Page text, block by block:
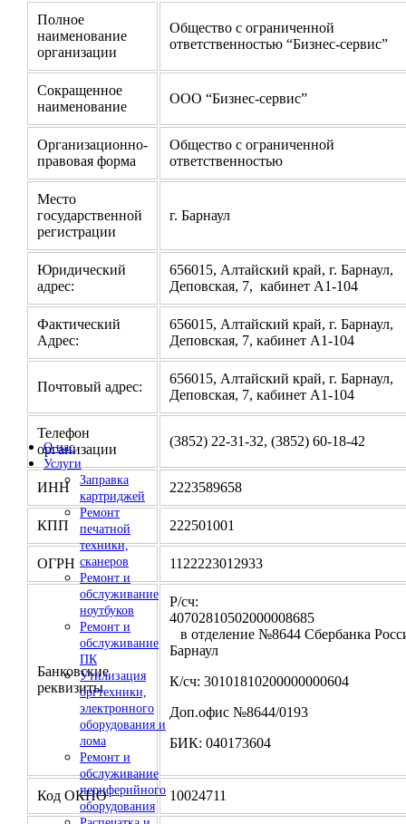
О нас
Услуги
Заправка
картриджей
Ремонт
печатной
техники,
сканеров
Ремонт и
обслуживание
ноутбуков
Ремонт и
обслуживание
ПК
Утилизация
оргтехники,
электронного
оборудования и
лома
Ремонт и
обслуживание
периферийного
оборудования
Полное
наименование
организации
Общество с ограниченной
ответственностью “Бизнес-сервис”
Сокращенное
наименование
ООО “Бизнес-сервис”
Организационно-
правовая форма
Общество с ограниченной
ответственностью
Место
государственной
регистрации
г. Барнаул
Юридический
адрес:
656015, Алтайский край, г. Барнаул,
Деповская, 7, кабинет А1-104
Фактический
Адрес:
656015, Алтайский край, г. Барнаул,
Деповская, 7, кабинет А1-104
Почтовый адрес:
656015, Алтайский край, г. Барнаул,
Деповская, 7, кабинет А1-104
Телефон
организации
(3852) 22-31-32, (3852) 60-18-42
ИНН 2223589658
КПП 222501001
ОГРН 1122223012933
Банковские
реквизиты
Р/сч:
в отделение №8644 Сбербанка
Барнаул
К/сч: 30101810200000000604
Доп.офис №8644/0193
БИК: 040173604
Код ОКПО 10024711